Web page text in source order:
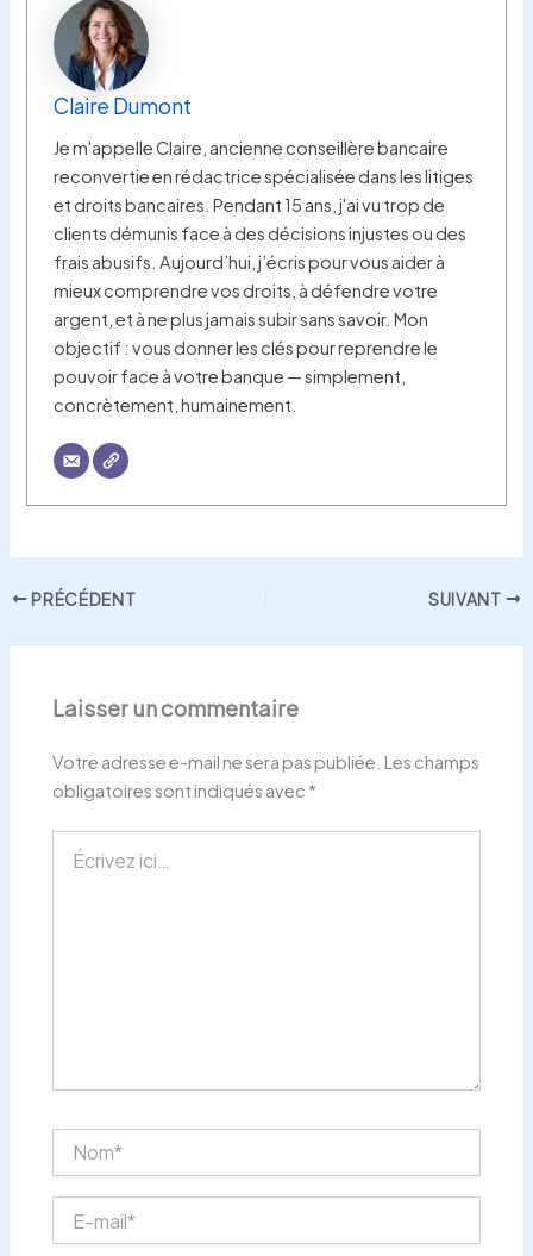
Claire Dumont
Je m'appelle Claire, ancienne conseillère bancaire
reconvertie en rédactrice spécialisée dans les litiges
et droits bancaires. Pendant 15 ans, j'ai vu trop de
clients démunis face à des décisions injustes ou des
frais abusifs. Aujourd’hui, j’écris pour vous aider à
mieux comprendre vos droits, à défendre votre
argent, et à ne plus jamais subir sans savoir. Mon
objectif : vous donner les clés pour reprendre le
pouvoir face à votre banque — simplement,
concrètement, humainement.
PRÉCÉDENT SUIVANT
Laisser un commentaire
Votre adresse e-mail ne sera pas publiée. Les champs
obligatoires sont indiqués avec *
ici…
mail*